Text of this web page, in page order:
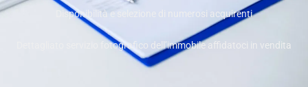
Disponibilità e selezione di numerosi acquirenti
Dettagliato servizio fotografico dell’immobile affidatoci in vendita